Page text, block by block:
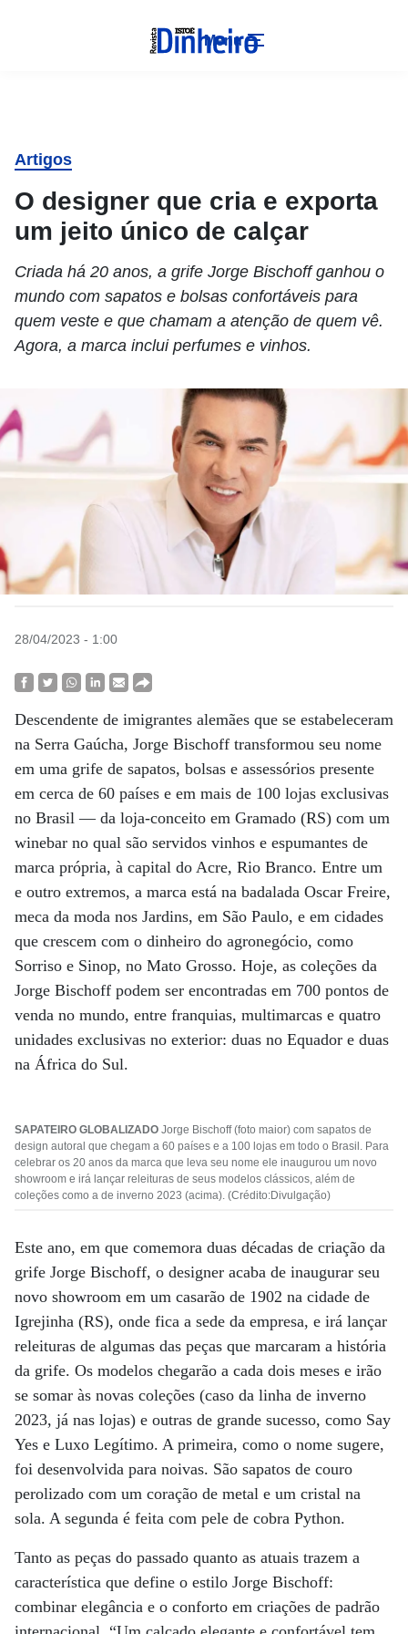
Menu
Artigos
O designer que cria e exporta
um jeito único de calçar
Criada há 20 anos, a grife Jorge Bischoff ganhou o
mundo com sapatos e bolsas confortáveis para
quem veste e que chamam a atenção de quem vê.
Agora, a marca inclui perfumes e vinhos.
28/04/2023 - 1:00
Descendente de imigrantes alemães que se estabeleceram
na Serra Gaúcha, Jorge Bischoff transformou seu nome
em uma grife de sapatos, bolsas e assessórios presente
em cerca de 60 países e em mais de 100 lojas exclusivas
no Brasil — da loja-conceito em Gramado (RS) com um
winebar no qual são servidos vinhos e espumantes de
marca própria, à capital do Acre, Rio Branco. Entre um
e outro extremos, a marca está na badalada Oscar Freire,
meca da moda nos Jardins, em São Paulo, e em cidades
que crescem com o dinheiro do agronegócio, como
Sorriso e Sinop, no Mato Grosso. Hoje, as coleções da
Jorge Bischoff podem ser encontradas em 700 pontos de
venda no mundo, entre franquias, multimarcas e quatro
unidades exclusivas no exterior: duas no Equador e duas
na África do Sul.
SAPATEIRO GLOBALIZADO Jorge Bischoff (foto maior) com sapatos de
design autoral que chegam a 60 países e a 100 lojas em todo o Brasil. Para
celebrar os 20 anos da marca que leva seu nome ele inaugurou um novo
showroom e irá lançar releituras de seus modelos clássicos, além de
coleções como a de inverno 2023 (acima). (Crédito:Divulgação)
Este ano, em que comemora duas décadas de criação da
grife Jorge Bischoff, o designer acaba de inaugurar seu
novo showroom em um casarão de 1902 na cidade de
Igrejinha (RS), onde fica a sede da empresa, e irá lançar
releituras de algumas das peças que marcaram a história
da grife. Os modelos chegarão a cada dois meses e irão
se somar às novas coleções (caso da linha de inverno
2023, já nas lojas) e outras de grande sucesso, como Say
Yes e Luxo Legítimo. A primeira, como o nome sugere,
foi desenvolvida para noivas. São sapatos de couro
perolizado com um coração de metal e um cristal na
sola. A segunda é feita com pele de cobra Python.
Tanto as peças do passado quanto as atuais trazem a
característica que define o estilo Jorge Bischoff:
combinar elegância e o conforto em criações de padrão